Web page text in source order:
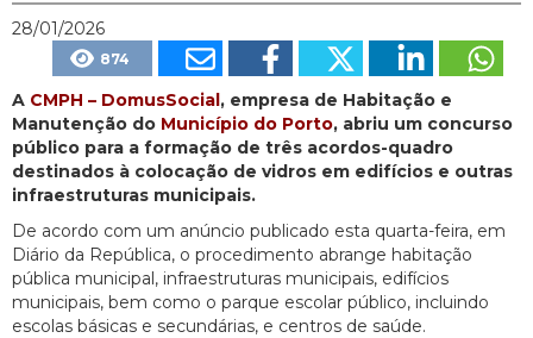
28/01/2026
874
A CMPH – DomusSocial, empresa de Habitação e
Manutenção do Município do Porto, abriu um concurso
público para a formação de três acordos-quadro
destinados à colocação de vidros em edifícios e outras
infraestruturas municipais.
De acordo com um anúncio publicado esta quarta-feira, em
Diário da República, o procedimento abrange habitação
pública municipal, infraestruturas municipais, edifícios
municipais, bem como o parque escolar público, incluindo
escolas básicas e secundárias, e centros de saúde.